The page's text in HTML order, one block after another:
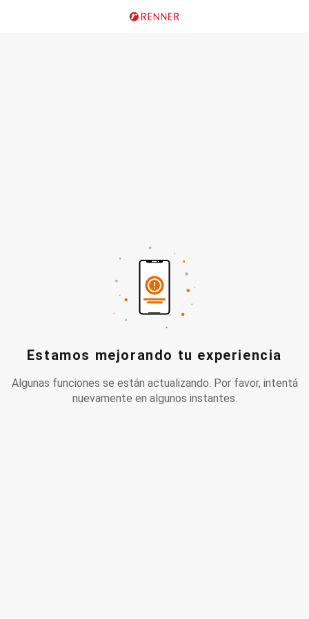
Estamos mejorando tu experiencia
Algunas funciones se están actualizando. Por favor, intentá
nuevamente en algunos instantes.